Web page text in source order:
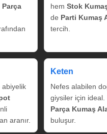
Parça
hem Stok
de Parti Kumaş
tercih.
abiyelik
aranır.
Keten
Nefes alabilen
giysiler için ideal.
Parça Kumaş
buluşur.